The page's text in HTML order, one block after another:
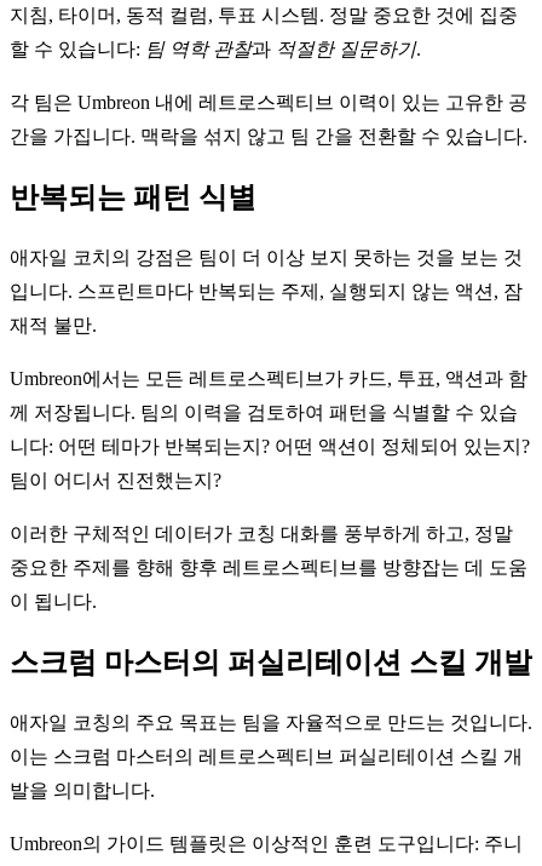
지침, 타이머, 동적 컬럼, 투표 시스템. 정말 중요한 것에 집중
할 수 있습니다: 팀 역학 관찰과 적절한 질문하기.
각 팀은 Umbreon 내에 레트로스펙티브 이력이 있는 고유한 공
간을 가집니다. 맥락을 섞지 않고 팀 간을 전환할 수 있습니다.
반복되는 패턴 식별
애자일 코치의 강점은 팀이 더 이상 보지 못하는 것을 보는 것
입니다. 스프린트마다 반복되는 주제, 실행되지 않는 액션, 잠
재적 불만.
Umbreon에서는 모든 레트로스펙티브가 카드, 투표, 액션과 함
께 저장됩니다. 팀의 이력을 검토하여 패턴을 식별할 수 있습
니다: 어떤 테마가 반복되는지? 어떤 액션이 정체되어 있는지?
팀이 어디서 진전했는지?
이러한 구체적인 데이터가 코칭 대화를 풍부하게 하고, 정말
중요한 주제를 향해 향후 레트로스펙티브를 방향잡는 데 도움
이 됩니다.
스크럼 마스터의 퍼실리테이션 스킬 개발
애자일 코칭의 주요 목표는 팀을 자율적으로 만드는 것입니다.
이는 스크럼 마스터의 레트로스펙티브 퍼실리테이션 스킬 개
발을 의미합니다.
Umbreon의 가이드 템플릿은 이상적인 훈련 도구입니다: 주니